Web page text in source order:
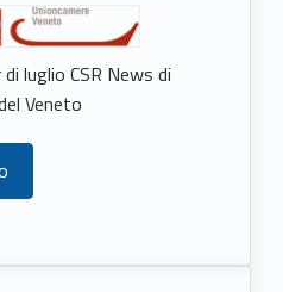
luglio CSR News di
Veneto